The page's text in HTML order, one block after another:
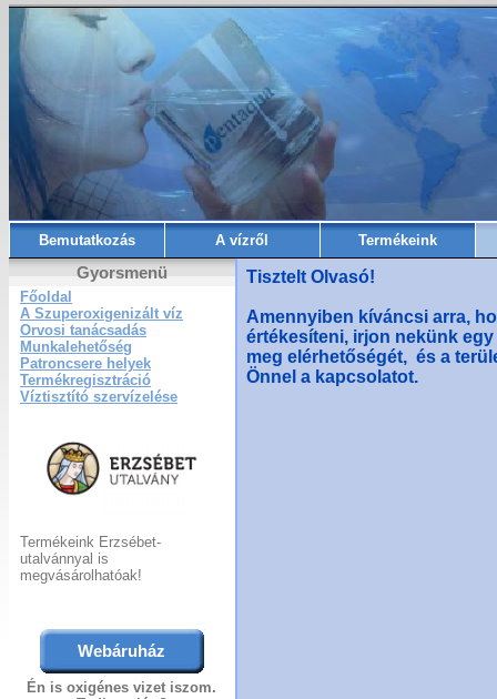
Bemutatkozás A vízről Termékeink
Gyorsmenü
Főoldal
A Szuperoxigenizált víz
Orvosi tanácsadás
Munkalehetőség
Patroncsere helyek
Termékregisztráció
Víztisztító szervízelése
Termékeink Erzsébet-
utalvánnyal is
megvásárolhatóak!
Webáruház
Én is oxigénes vizet iszom.
Tisztelt Olvasó!
Amennyiben kíváncsi arra,
értékesíteni, irjon nekünk
meg elérhetőségét, és a
Önnel a kapcsolatot.